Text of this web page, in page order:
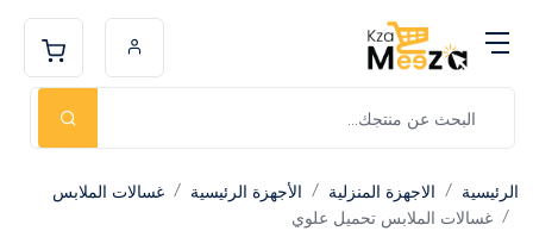
الرئيسية الاجهزة المنزلية الأجهزة الرئيسية
غسالات الملابس
غسالات الملابس تحميل علوي